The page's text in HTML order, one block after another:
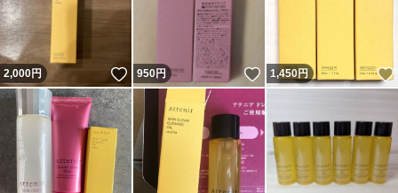
2,000円 いいね！
950円 いいね！
1,450円